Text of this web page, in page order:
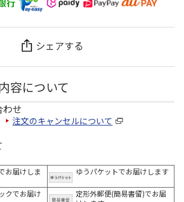
シェアする
容について
わせ
注文のキャンセルについて
お届けしま
ゆうパケットでお届けします
クでお届け
定形外郵便(簡易書留)でお届